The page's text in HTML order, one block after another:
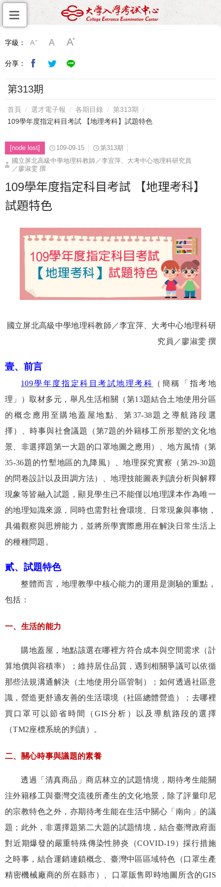
字級：
分享：
第313期
首頁 選才電子報 各期目錄
第313期
109學年度指定科目考試 【地理考科】試題特色
[node lost] 109-09-15
第313期
國立屏北高級中學地理科教師／李宜萍、大考中心地理科研究員
／廖淑雯 撰
109學年度指定科目考試 【地理考科】
試題特色
國立屏北高級中學地理科教師／李宜萍、 大考中心地理科研
究員／廖淑雯 撰
壹、 前言
109學年度指定科目考試地理考科
（簡稱「指考地
理」）取材多元，舉凡生活相關（第13題結合土地使用分區
的概念應用至購地蓋屋地點、第37-38題之導航路段選
擇）、時事與社會議題（第7題的外籍移工所形塑的文化地
景、非選擇題第一大題的口罩地圖之應用）、地方風情（第
35-36題的竹塹地區的九降風）、地理探究實察（第29-30題
的問卷設計以及田調方法）、地理技能圖表判讀分析與解釋
現象等皆融入試題，顯見學生已不能僅以地理課本作為唯一
的地理知識來源，同時也需對社會環境、日常現象與事物，
具備觀察與思辨能力，並將所學實際應用在解決日常生活上
的種種問題。
貳、 試題特色
整體而言，地理教學中核心能力的運用是測驗的重點，
包括：
一、生活的能力
購地蓋屋，地點該選在哪裡方符合成本與空間需求（計
算地價與容積率）；維持居住品質，遇到相關爭議可以依循
那些法規溝通解決（土地使用分區管制）；如何透過社區意
識，營造更舒適友善的生活環境（社區總體營造）；去哪裡
買口罩可以節省時間（GIS分析）以及導航路段的選擇
（TM2座標系統的判讀）。
二、關心時事與議題的素養
透過「清真商品」商店林立的試題情境，期待考生能關
注外籍移工與臺灣交流後所產生的文化地景，除了評量印尼
的宗教特色之外，亦期待考生能在生活中關心「南向」的議
題；此外，非選擇題第二大題的試題情境，結合臺灣政府面
對近期爆發的嚴重特殊傳染性肺炎（COVID-19）採行措施
之時事，結合運銷連鎖概念、臺灣中區區域特色（口罩生產
精密機械廠商的所在縣市）、口罩販售即時地圖所含的GIS